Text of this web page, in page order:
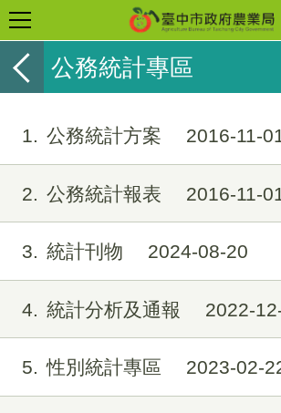
公務統計專區
1 公務統計方案 2016-11-
2 公務統計報表 2016-11-01
3 統計刊物 2024-08-20
4 統計分析及通報 2022-
5 性別統計專區 2023-02-